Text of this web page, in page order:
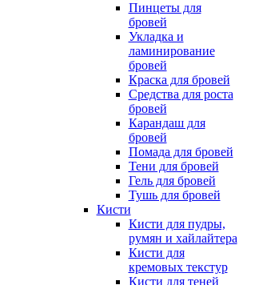
Пинцеты для
бровей
Укладка и
ламинирование
бровей
Краска для бровей
Средства для роста
бровей
Карандаш для
бровей
Помада для бровей
Тени для бровей
Гель для бровей
Тушь для бровей
Кисти
Кисти для пудры,
румян и хайлайтера
Кисти для
кремовых текстур
Кисти для теней